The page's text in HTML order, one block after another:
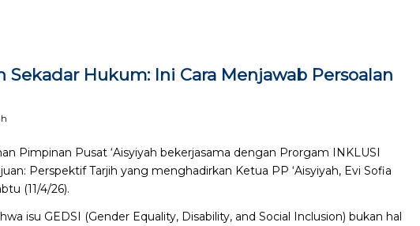
Hukum: Ini Cara Menjawab Persoalan
Pimpinan Pusat ‘Aisyiyah bekerjasama dengan Prorgam INKLUSI
Perspektif Tarjih yang menghadirkan Ketua PP ‘Aisyiyah, Evi Sofia
(11/4/26).
isu GEDSI (Gender Equality, Disability, and Social Inclusion) bukan hal